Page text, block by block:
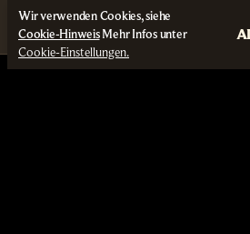
Wir verwenden Cookies, siehe
Cookie-HinweisMehr Infos unter
Cookie-Einstellungen.